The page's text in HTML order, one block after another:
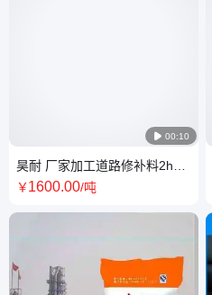
 00:10
昊耐 厂家加工道路修补料2h通
车跑道专用路面砂浆施工视频
￥1600.00/吨